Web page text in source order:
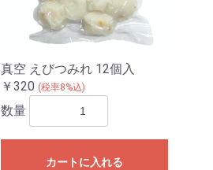
真空 えびつみれ 12個入
￥320 (税率8%込)
数量
カートに入れる